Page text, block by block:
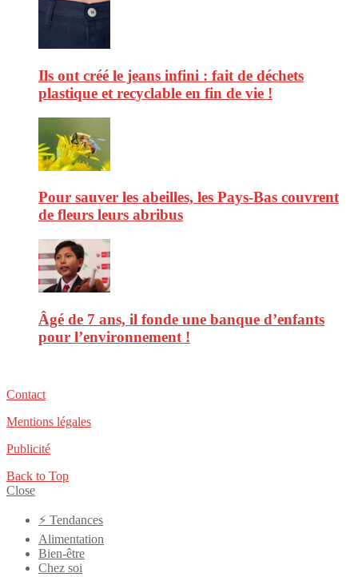
Ils ont créé le jeans infini : fait de déchets
plastique et recyclable en fin de vie !
Pour sauver les abeilles, les Pays-Bas couvrent
de fleurs leurs abribus
Âgé de 7 ans, il fonde une banque d’enfants
pour l’environnement !
Contact
Mentions légales
Publicité
Back to Top
Close
⚡️ Tendances
Alimentation
Bien-être
Chez soi